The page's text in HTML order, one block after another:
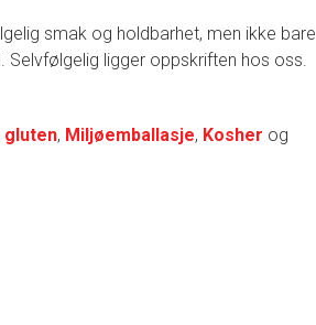
smak og holdbarhet, men ikke bare
Selvfølgelig ligger oppskriften hos oss.
gluten, Miljøemballasje, Kosher og